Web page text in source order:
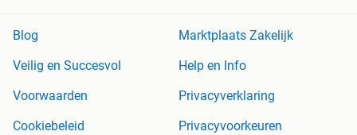
Blog
Marktplaats Zakelijk
Veilig en Succesvol
Help en Info
Voorwaarden
Privacyverklaring
Cookiebeleid
Privacyvoorkeuren